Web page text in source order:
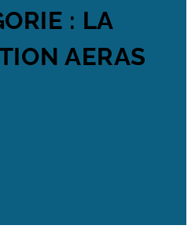
: LA
AERAS